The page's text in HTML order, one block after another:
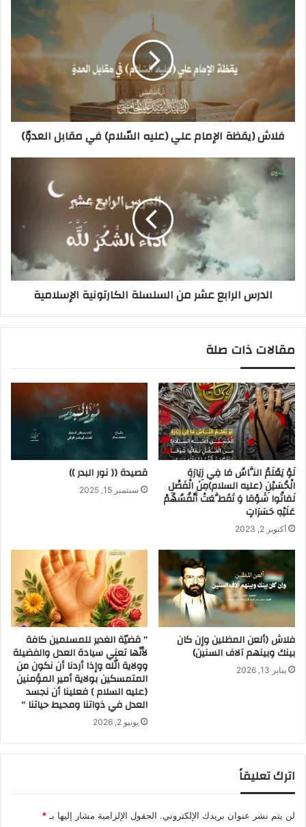
فلاش (يقظة الإمام علي (عليه السّلام) في مقابل العدوّ)
الدرس الرابع عشر من السلسلة الكارتونية الإسلامية
مقالات ذات صلة
لَوْ يَعْلَمُ النَّاسُ مَا فِي زِيَارَةِ
الْحُسَيْنِ (عليه السلام)مِنَ الْفَضْلِ
لَمَاتُوا شَوْقا وَ تَقَطَّعَتْ أَنْفُسُهُمْ
عَلَيْهِ حَسَرَاتٍ
أكتوبر 2, 2023
قصيدة (( نور البدر ))
سبتمبر 15, 2025
فلاش (ألعن المظلين وإن كان
بينك وبينهم آلاف السنين)
يناير 13, 2026
” قضيّة الغدير للمسلمين كافة
لأنّها تعني سيادة العدل والفضيلة
وولاية الله وإذا أردنا أن نكون من
المتمسكين بولاية أمير المؤمنين
(عليه السلام ) فعلينا أن نجسد
العدل في ذواتنا ومحيط حياتنا “
يونيو 2, 2026
اترك تعليقاً
لن يتم نشر عنوان بريدك الإلكتروني. الحقول الإلزامية مشار إليها بـ *